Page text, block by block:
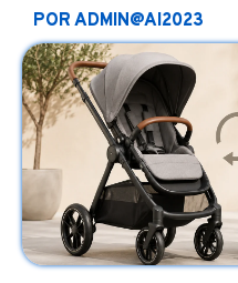
POR ADMIN@AI2023